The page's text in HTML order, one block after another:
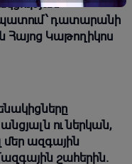
դատարանի
Հայոց Կաթողիկոս
ու ներկան,
մեր ազգային
շահերին.